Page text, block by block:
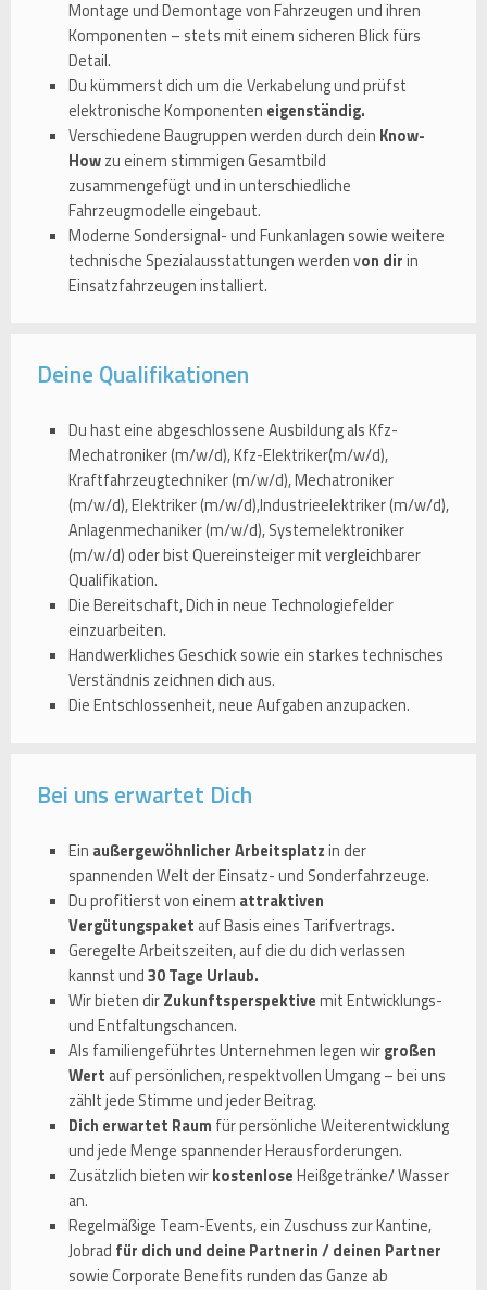
Montage und Demontage von Fahrzeugen und ihren
Komponenten – stets mit einem sicheren Blick fürs
Detail.
Du kümmerst dich um die Verkabelung und prüfst
elektronische Komponenten eigenständig.
Verschiedene Baugruppen werden durch dein Know-
Howzu einem stimmigen Gesamtbild
zusammengefügt und in unterschiedliche
Fahrzeugmodelle eingebaut.
Moderne Sondersignal- und Funkanlagen sowie weitere
technische Spezialausstattungen werden von dirin
Einsatzfahrzeugen installiert.
Deine Qualifikationen
Du hast eine abgeschlossene Ausbildung als Kfz-
Mechatroniker (m/w/d), Kfz-Elektriker(m/w/d),
Kraftfahrzeugtechniker (m/w/d), Mechatroniker
(m/w/d), Elektriker (m/w/d),Industrieelektriker (m/w/d),
Anlagenmechaniker (m/w/d), Systemelektroniker
(m/w/d) oder bist Quereinsteiger mit vergleichbarer
Qualifikation.
Die Bereitschaft, Dich in neue Technologiefelder
einzuarbeiten.
Handwerkliches Geschick sowie ein starkes technisches
Verständnis zeichnen dich aus.
Die Entschlossenheit, neue Aufgaben anzupacken.
Bei uns erwartet Dich
Ein außergewöhnlicher Arbeitsplatzin der
spannenden Welt der Einsatz- und Sonderfahrzeuge.
Du profitierst von einem attraktiven
Vergütungspaket auf Basis eines Tarifvertrags.
Geregelte Arbeitszeiten, auf die du dich verlassen
kannst und30 Tage Urlaub.
Wir bieten dirZukunftsperspektivemit Entwicklungs-
und Entfaltungschancen.
Als familiengeführtes Unternehmen legen wirgroßen
Wert auf persönlichen, respektvollen Umgang – bei uns
zählt jede Stimme und jeder Beitrag.
Dich erwartet Raum für persönliche Weiterentwicklung
und jede Menge spannender Herausforderungen.
Zusätzlich bieten wirkostenloseHeißgetränke/ Wasser
an.
Regelmäßige Team-Events, ein Zuschuss zur Kantine,
Jobrad für dich und deine Partnerin / deinen Partner
sowie Corporate Benefits runden das Ganze ab